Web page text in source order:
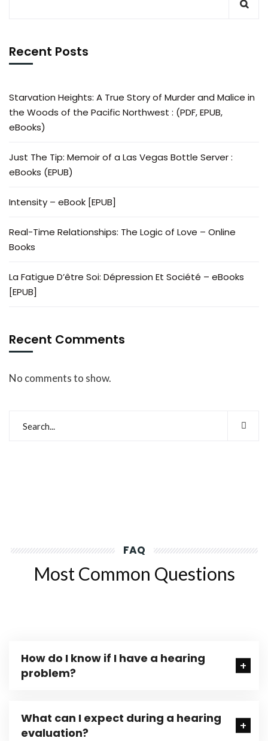
Recent Posts
Starvation Heights: A True Story of Murder and Malice in
the Woods of the Pacific Northwest : (PDF, EPUB,
eBooks)
Just The Tip: Memoir of a Las Vegas Bottle Server :
eBooks (EPUB)
Intensity – eBook [EPUB]
Real-Time Relationships: The Logic of Love – Online
Books
La Fatigue D’être Soi: Dépression Et Société – eBooks
[EPUB]
Recent Comments
No comments to show.
FAQ
Most Common Questions
How do I know if I have a hearing
problem?
What can I expect during a hearing
evaluation?